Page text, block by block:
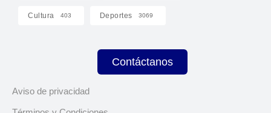
Cultura 403 Deportes 3069
Contáctanos
Aviso de privacidad